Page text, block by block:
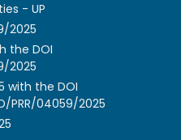
- UP
2025
the DOI
2025
with the DOI
PRR/04059/2025